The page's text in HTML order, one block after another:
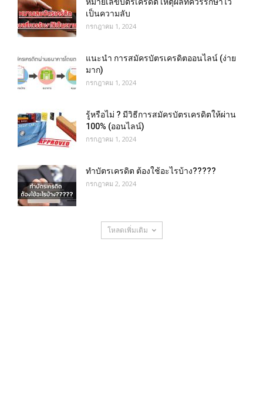
เป็นความลับ
กรกฎาคม 1, 2024
แนะนำ การสมัครบัตรเครดิตออนไลน์ (ง่าย
มาก)
กรกฎาคม 1, 2024
รู้หรือไม่ ? มีวิธีการสมัครบัตรเครดิตให้ผ่าน
100% (ออนไลน์)
กรกฎาคม 1, 2024
ทำบัตรเครดิต ต้องใช้อะไรบ้าง?????
กรกฎาคม 2, 2024
โหลดเพิ่มเติม